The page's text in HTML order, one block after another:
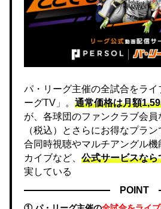
パ・リーグ主催の全試合をライ
ーグTV」。 通常価格は月額
が、各球団のファンクラブ会員
（税込）とさらにお得なプラ
合同時視聴やマルチアングル
カイブなど、 公式サービスな
実している
POINT